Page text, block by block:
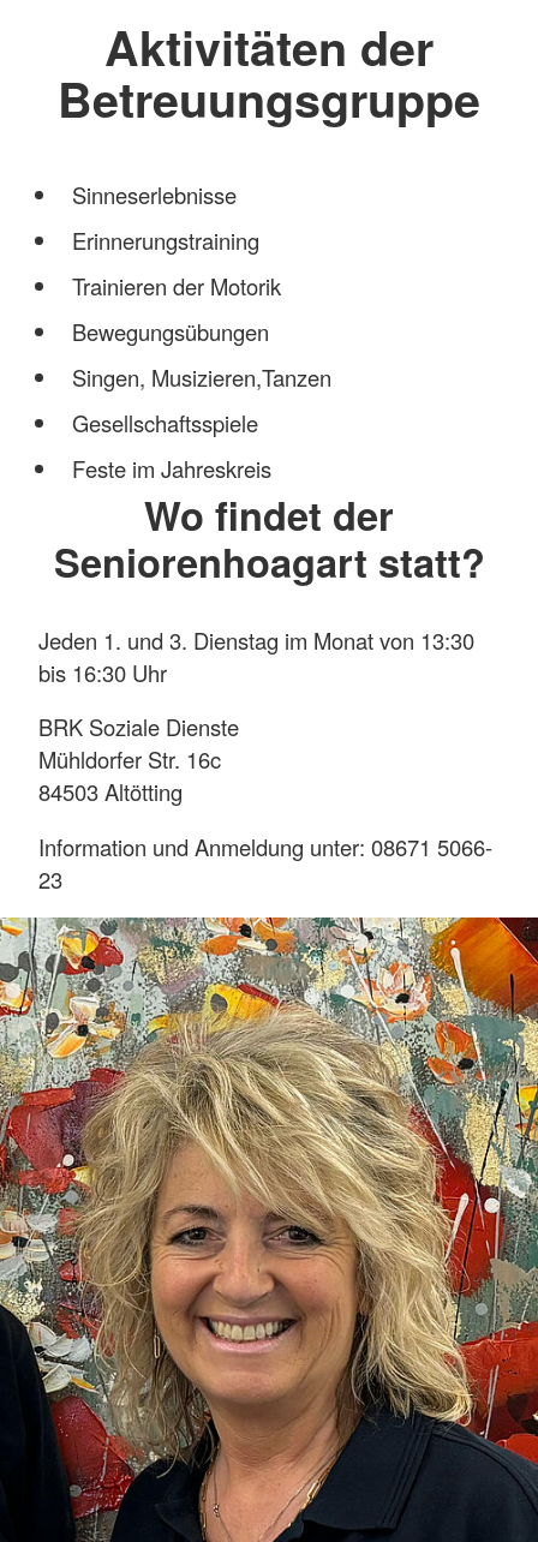
Aktivitäten der
Betreuungsgruppe
Sinneserlebnisse
Erinnerungstraining
Trainieren der Motorik
Bewegungsübungen
Singen, Musizieren,Tanzen
Gesellschaftsspiele
Feste im Jahreskreis
Wo findet der
Seniorenhoagart statt?
Jeden 1. und 3. Dienstag im Monat von 13:30
bis 16:30 Uhr
BRK Soziale Dienste
Mühldorfer Str. 16c
84503 Altötting
Information und Anmeldung unter: 08671 5066-
23